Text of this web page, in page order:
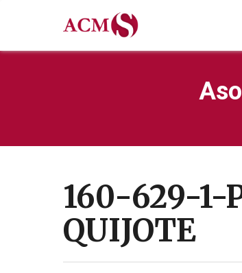
160-629-1-
QUIJOTE